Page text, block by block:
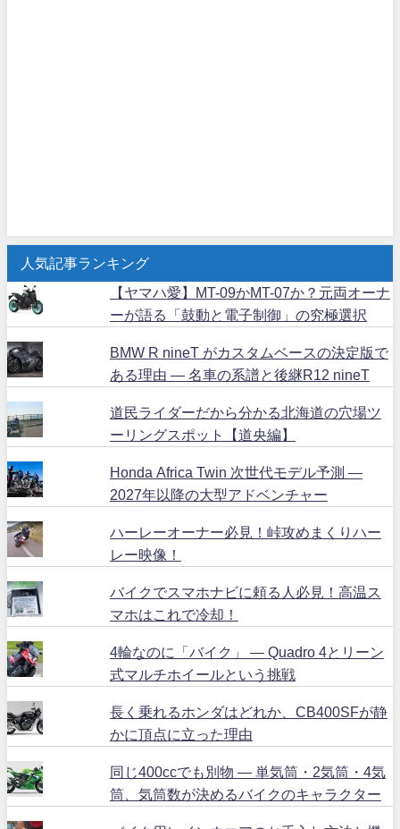
人気記事ランキング
【ヤマハ愛】MT-09かMT-07か？元両オーナ
ーが語る「鼓動と電子制御」の究極選択
BMW R nineT がカスタムベースの決定版で
ある理由 ― 名車の系譜と後継R12 nineT
道民ライダーだから分かる北海道の穴場ツ
ーリングスポット【道央編】
Honda Africa Twin 次世代モデル予測 ―
2027年以降の大型アドベンチャー
ハーレーオーナー必見！峠攻めまくりハー
レー映像！
バイクでスマホナビに頼る人必見！高温ス
マホはこれで冷却！
4輪なのに「バイク」 ― Quadro 4とリーン
式マルチホイールという挑戦
長く乗れるホンダはどれか、CB400SFが静
かに頂点に立った理由
同じ400ccでも別物 ― 単気筒・2気筒・4気
筒、気筒数が決めるバイクのキャラクター